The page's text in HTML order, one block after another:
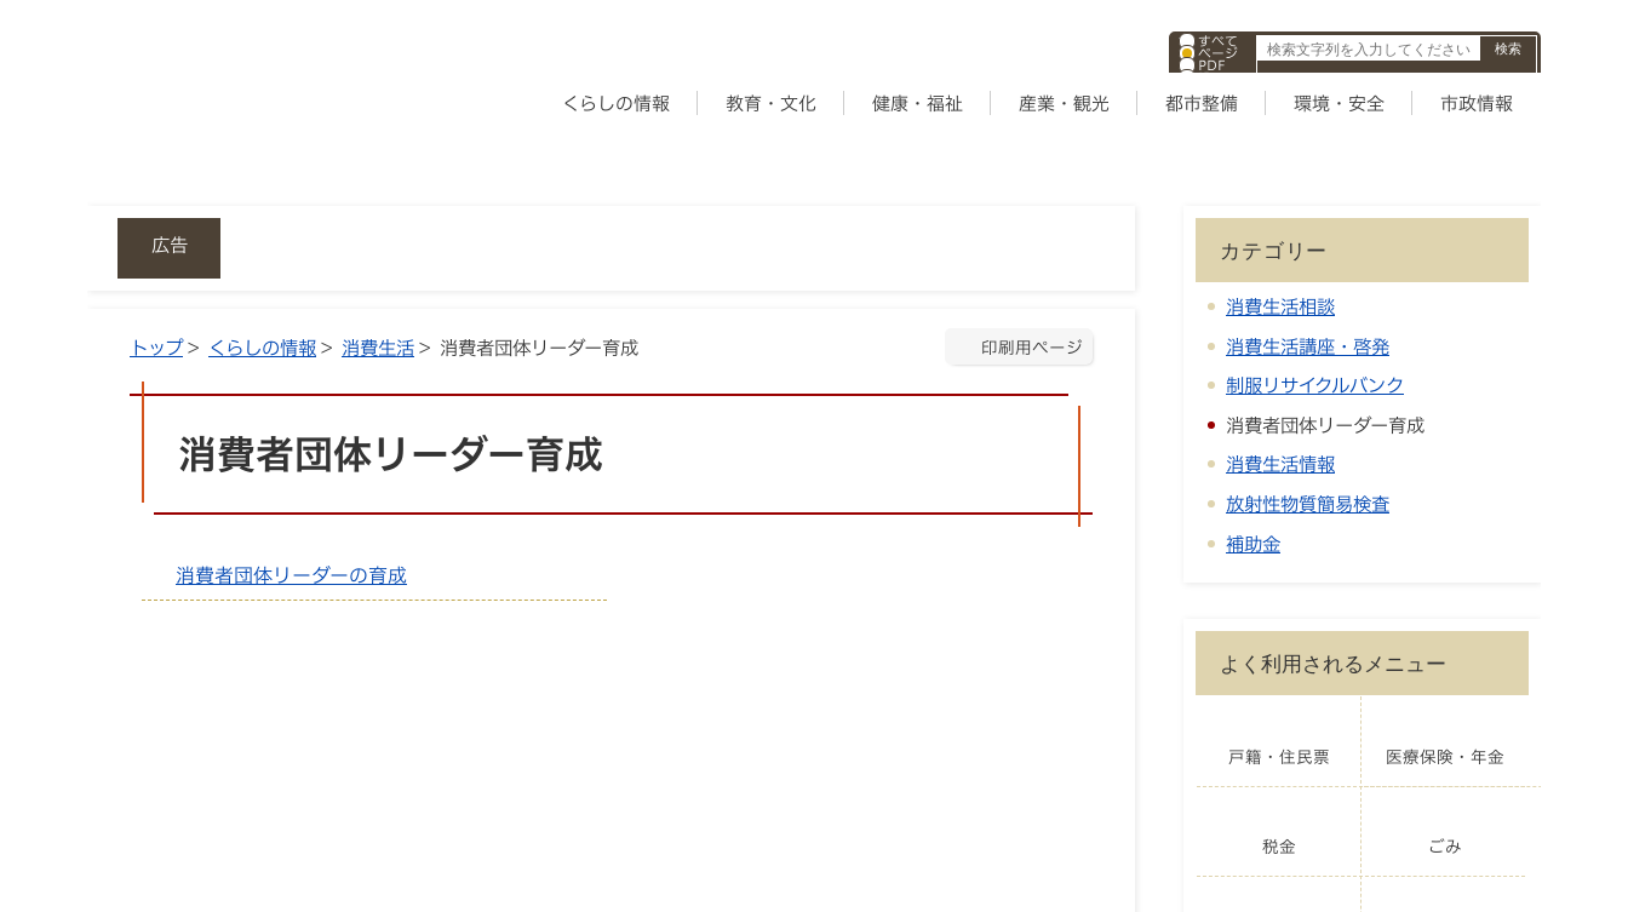
すべて
ページ
PDF
ID
くらしの情報 教育・文化 健康・福祉 産業・観光 都市整備 環境・安全 市政情報
広告
印刷用ページ
トップ> くらしの情報 > 消費生活 > 消費者団体リーダー育成
消費者団体リーダー育成
消費者団体リーダーの育成
カテゴリー
消費生活相談
消費生活講座・啓発
制服リサイクルバンク
消費者団体リーダー育成
消費生活情報
放射性物質簡易検査
補助金
よく利用されるメニュー
戸籍・住民票 医療保険・年金
税金 ごみ